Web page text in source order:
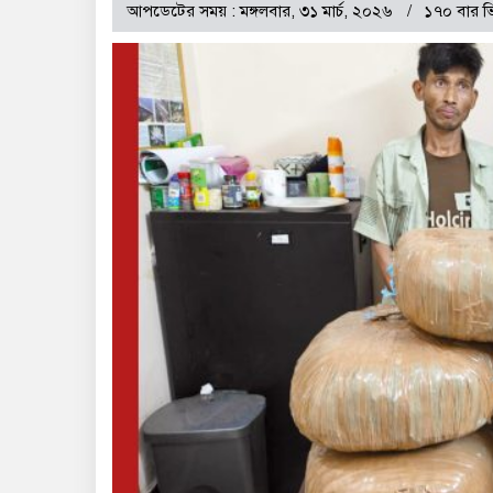
আপডেটের সময় : মঙ্গলবার, ৩১ মার্চ, ২০২৬ ১৭০ বার